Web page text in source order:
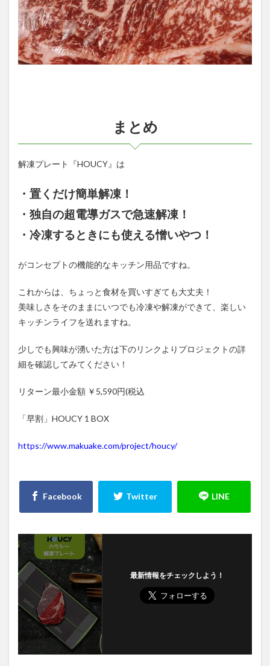
まとめ
解凍プレート『HOUCY』は
・置くだけ簡単解凍！
・独自の超電導ガスで急速解凍！
・冷凍するときにも使える憎いやつ！
がコンセプトの機能的なキッチン用品ですね。
これからは、ちょっと食材を買いすぎても大丈夫！
美味しさをそのままにいつでも冷凍や解凍ができて、楽しい
キッチンライフを送れますね。
少しでも興味が湧いた方は下のリンクよりプロジェクトの詳
細を確認してみてください！
リターン最小金額 ￥5,590円(税込
「早割」HOUCY 1 BOX
https://www.makuake.com/project/houcy/
最新情報をチェックしよう！